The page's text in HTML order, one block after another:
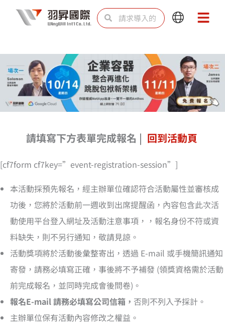
容
SearchSearch
Main
Main
請填寫下方表單完成報名 | 回到活動頁
[cf7form cf7key=”event-registration-session”]
本活動採預先報名，經主辦單位確認符合活動屬性並審核成
功後，您將於活動前一週收到出席提醒函，內容包含此次活
動使用平台登入網址及活動注意事項，，報名身份不符或資
料缺失，則不另行通知，敬請見諒。
活動獎項將於活動後彙整寄出，透過 E-mail 或手機簡訊通知
寄發，請務必填寫正確，事後將不予補發 (領獎資格需於活動
前完成報名，並同時完成會後問卷)。
報名E-mail 請務必填寫公司信箱， 否則不列入予採計。
主辦單位保有活動內容修改之權益。